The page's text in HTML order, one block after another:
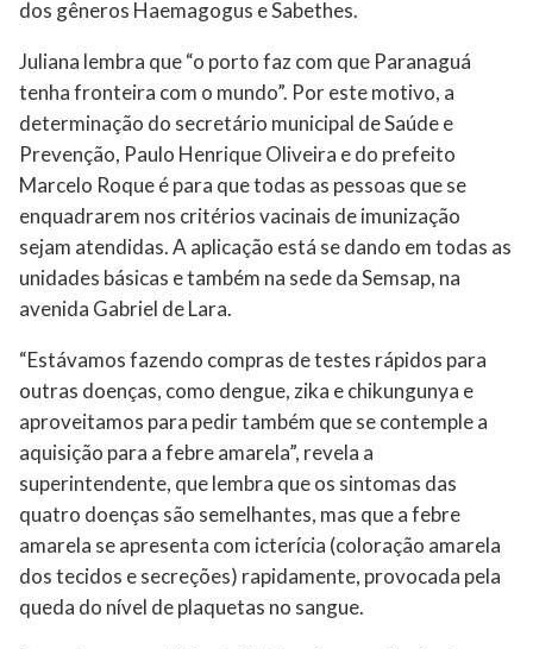
dos gêneros Haemagogus e Sabethes.
Juliana lembra que “o porto faz com que Paranaguá
tenha fronteira com o mundo”. Por este motivo, a
determinação do secretário municipal de Saúde e
Prevenção, Paulo Henrique Oliveira e do prefeito
Marcelo Roque é para que todas as pessoas que se
enquadrarem nos critérios vacinais de imunização
sejam atendidas. A aplicação está se dando em todas as
unidades básicas e também na sede da Semsap, na
avenida Gabriel de Lara.
“Estávamos fazendo compras de testes rápidos para
outras doenças, como dengue, zika e chikungunya e
aproveitamos para pedir também que se contemple a
aquisição para a febre amarela”, revela a
superintendente, que lembra que os sintomas das
quatro doenças são semelhantes, mas que a febre
amarela se apresenta com icterícia (coloração amarela
dos tecidos e secreções) rapidamente, provocada pela
queda do nível de plaquetas no sangue.